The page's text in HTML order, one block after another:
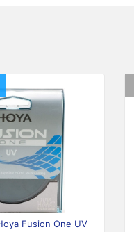
Fusion One UV